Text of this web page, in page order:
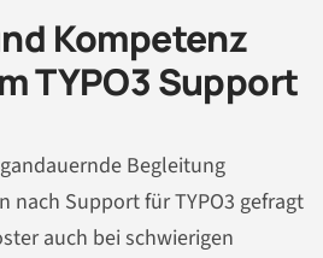
Kompetenz
TYPO3 Support
Begleitung
nach Support für TYPO3 gefragt
auch bei schwierigen